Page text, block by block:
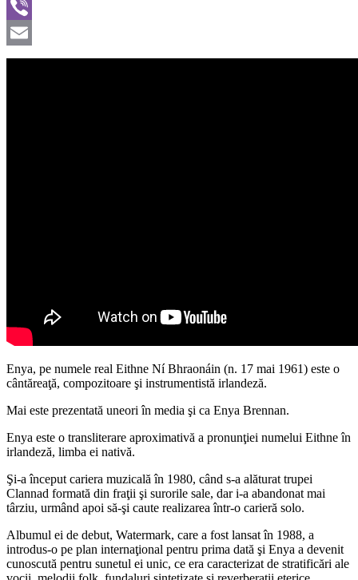
WhatsApp
Viber
Email
Enya, pe numele real Eithne Ní Bhraonáin (n. 17 mai 1961) este o
cântăreaţă, compozitoare şi instrumentistă irlandeză.
Mai este prezentată uneori în media şi ca Enya Brennan.
Enya este o transliterare aproximativă a pronunţiei numelui Eithne în
irlandeză, limba ei nativă.
Şi-a început cariera muzicală în 1980, când s-a alăturat trupei
Clannad formată din fraţii şi surorile sale, dar i-a abandonat mai
târziu, urmând apoi să-şi caute realizarea într-o carieră solo.
Albumul ei de debut, Watermark, care a fost lansat în 1988, a
introdus-o pe plan internaţional pentru prima dată şi Enya a devenit
cunoscută pentru sunetul ei unic, ce era caracterizat de stratificări ale